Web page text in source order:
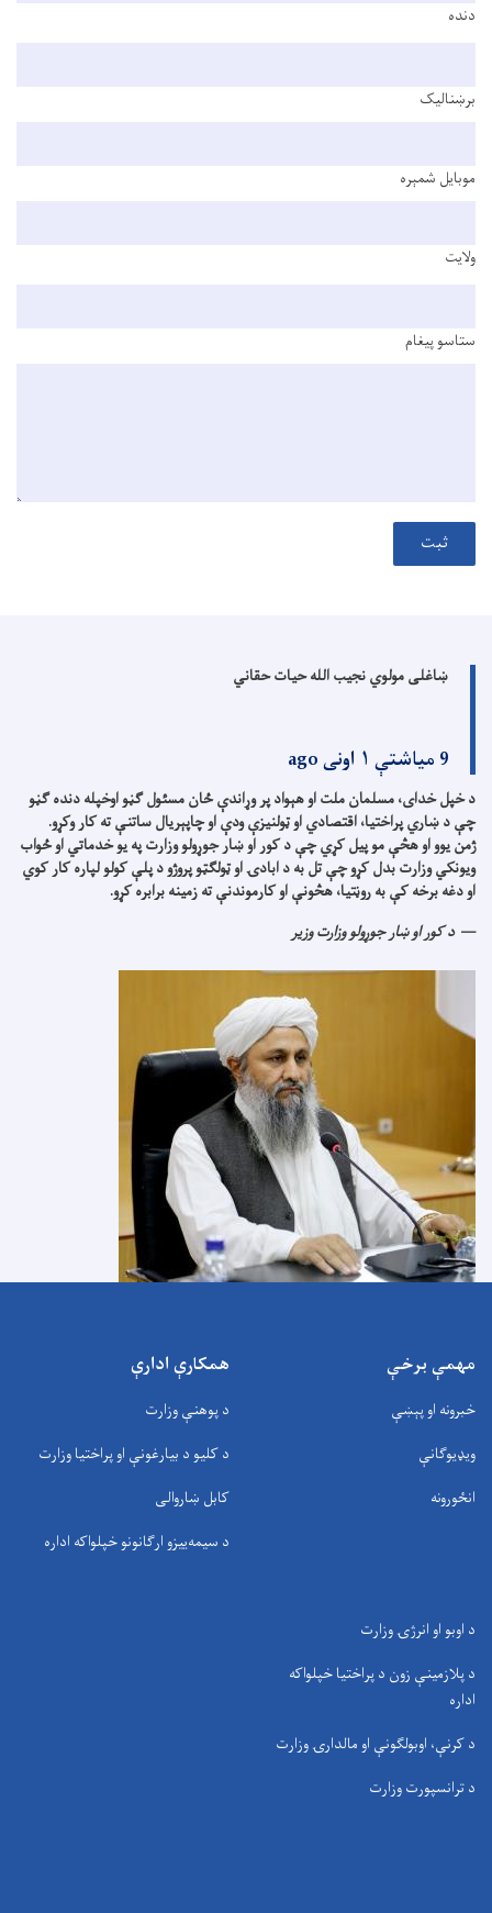
دنده
برښنالیک
موبایل شمېره
ولایت
ستاسو پیغام
ثبت
ښاغلی مولوي نجیب الله حیات حقاني
9 میاشتې ۱ اونی ago
د خپل خدای، مسلمان ملت او هېواد پر وړاندې ځان مسئول ګڼو اوخپله دنده ګڼو
چې د ښاري پراختیا، اقتصادي او ټولنیزې ودې او چاپېریال ساتنې ته کار وکړو.
ژمن یوو او هڅې مو پیل کړي چې د کور او ښار جوړولو وزارت په یو خدماتي او ځواب
ویونکي وزارت بدل کړو چې تل به د ابادۍ او ټولګټو پروژو د پلې کولو لپاره کار کوي
او دغه برخه کې به روڼتیا، هڅونې او کارموندنې ته زمینه برابره کړو.
د کور او ښار جوړولو وزارت وزیر
مهمې برخې
خبرونه او پېښې
ویډیوګانې
انځورونه
همکارې ادارې
د پوهنې وزارت
د کلیو د بیارغونې او پراختیا وزارت
کابل ښاروالی
د سيمه‌ييزو ارګانونو خپلواکه اداره
د اوبو او انرژۍ وزارت
د پلازمینې زون د پراختیا خپلواکه
اداره
د کرنې، اوبولګونې او مالدارۍ وزارت
د ترانسپورت وزارت